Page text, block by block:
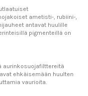
ametisti-, rubiini-,
antavat huulille
pigmenteillä on
aurinkosuojafilttereitä
ehkäisemään huulten
vaurioita.